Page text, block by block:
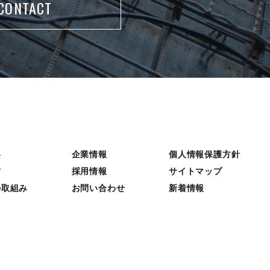
組み
企業情報
採用情報
お問い合わせ
個人情報保護方針
サイトマップ
新着情報